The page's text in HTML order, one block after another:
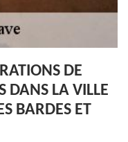
DE
DANS LA VILLE
BARDES ET